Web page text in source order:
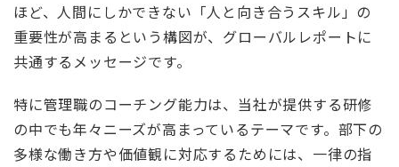
ほど、人間にしかできない「人と向き合うスキル」の
重要性が高まるという構図が、グローバルレポートに
共通するメッセージです。
特に管理職のコーチング能力は、当社が提供する研修
の中でも年々ニーズが高まっているテーマです。部下の
多様な働き方や価値観に対応するためには、一律の指